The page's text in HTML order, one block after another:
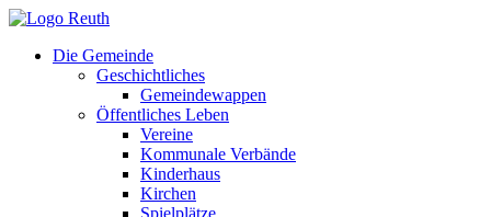
Zum
springenDie Gemeinde
Geschichtliches
Gemeindewappen
Öffentliches Leben
Vereine
Kommunale Verbände
Kinderhaus
Kirchen
Spielplätze